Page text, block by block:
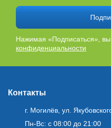
Нажимая «Подписаться», вы
конфиденциальности
Контакты
г. Могилёв, ул.
Пн-Вс: с 08:00 до 21:00